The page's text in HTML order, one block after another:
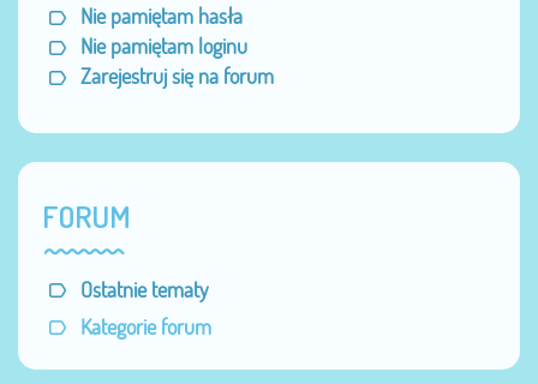
Nie pamiętam hasła
Nie pamiętam loginu
Zarejestruj się na forum
FORUM
Ostatnie tematy
Kategorie forum